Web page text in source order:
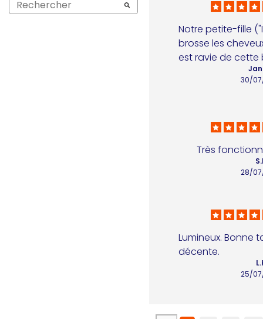
Notre petite-fille
brosse les
est ravie de cette
30/
Très
28/
Lumineux. Bonne
décente.
25/